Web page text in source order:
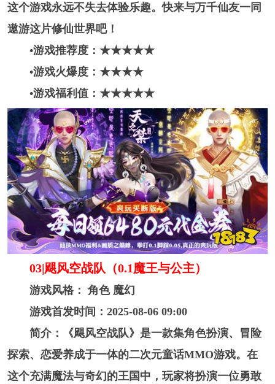
这个游戏永远不失去体验乐趣。快来与万千仙友一同
遨游这片修仙世界吧！
•游戏推荐度：★★★★★
•游戏火爆度：★★★★
•游戏福利值：★★★★★
03|飓风空战队（0.1魔王与公主）
游戏风格： 角色 魔幻
游戏首发时间：2025-08-06 09:00
简介：《飓风空战队》是一款集角色扮演、冒险
探索、恋爱养成于一体的二次元童话MMO游戏。在
这个充满魔法与奇幻的王国中，玩家将扮演一位勇敢